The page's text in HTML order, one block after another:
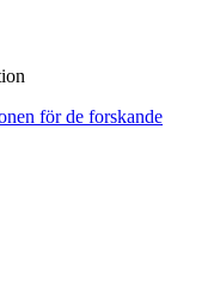
för de forskande